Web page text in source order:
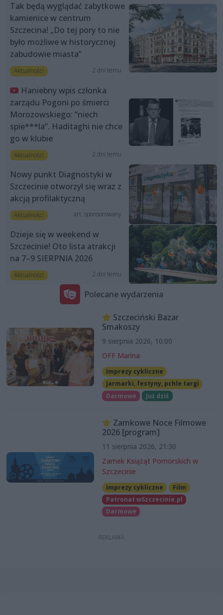
Tak będą wyglądać zabytkowe
kamienice w centrum
Szczecina! „Do tej pory to nie
było możliwe w historycznej
zabudowie miasta”
Aktualności 2 dni temu
Haniebny wpis członka
zarządu Pogoni po śmierci
Morozowskiego: “niech
spie***la”. Haditaghi nie chce
go w klubie
Aktualności 2 dni temu
Nowy punkt Diagnostyki w
Szczecinie otworzył się wraz z
akcją profilaktyczną
Aktualności art. sponsorowany
Dzieje się w weekend w
Szczecinie! Oto lista atrakcji
na 7–9 SIERPNIA 2026
Aktualności 2 dni temu
Polecane wydarzenia
Szczeciński Bazar
Smakoszy
9 sierpnia 2026, 10:00
OFF Marina
Imprezy cykliczne
Jarmarki, festyny, pchle targi
Darmowe
Już dziś
Zamkowe Noce Filmowe
2026 [program]
11 sierpnia 2026, 21:30
Zamek Książąt Pomorskich w
Szczecinie
Imprezy cykliczne
Film
Patronat wSzczecinie.pl
Darmowe